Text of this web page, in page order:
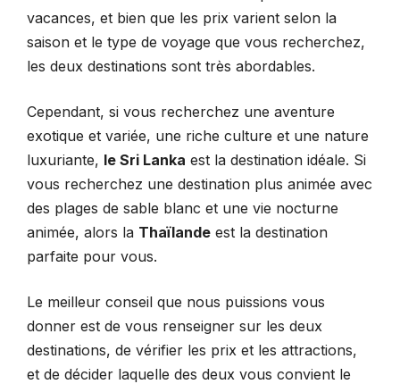
vacances, et bien que les prix varient selon la
saison et le type de voyage que vous recherchez,
les deux destinations sont très abordables.
Cependant, si vous recherchez une aventure
exotique et variée, une riche culture et une nature
luxuriante, le Sri Lanka est la destination idéale. Si
vous recherchez une destination plus animée avec
des plages de sable blanc et une vie nocturne
animée, alors la Thaïlande est la destination
parfaite pour vous.
Le meilleur conseil que nous puissions vous
donner est de vous renseigner sur les deux
destinations, de vérifier les prix et les attractions,
et de décider laquelle des deux vous convient le